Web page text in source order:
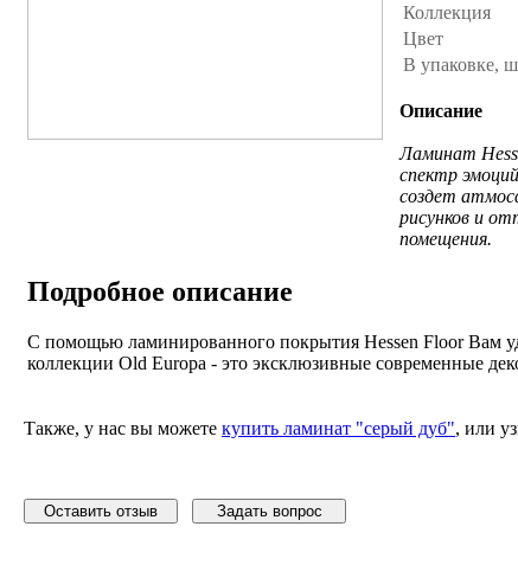
Коллекция
Цвет
В упаковке,
Описание
Ламинат
спектр
создет
рисунков и
помещения.
Подробное описание
С помощью ламинированного покрытия Hessen Floor Вам
коллекции Old Europa - это эксклюзивные современные
Также, у нас вы можете купить ламинат "серый дуб", или
Оставить отзыв Задать вопрос